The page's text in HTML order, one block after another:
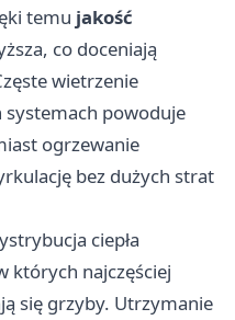
temu jakość
co doceniają
wietrzenie
powoduje
ogrzewanie
bez dużych strat
ciepła
których najczęściej
się grzyby. Utrzymanie